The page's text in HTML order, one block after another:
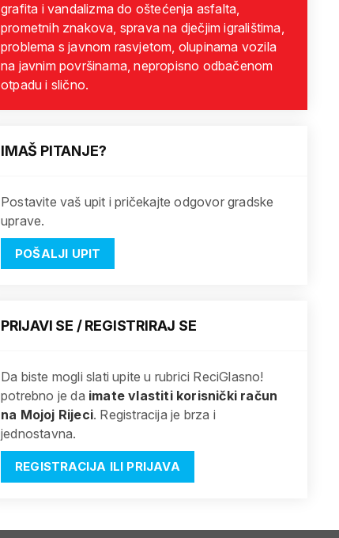
grafita i vandalizma do oštećenja asfalta,
prometnih znakova, sprava na dječjim igralištima,
problema s javnom rasvjetom, olupinama vozila
na javnim površinama, nepropisno odbačenom
otpadu i slično.
IMAŠ PITANJE?
Postavite vaš upit i pričekajte odgovor gradske
uprave.
POŠALJI UPIT
PRIJAVI SE / REGISTRIRAJ SE
Da biste mogli slati upite u rubrici ReciGlasno!
potrebno je da imate vlastiti korisnički račun
na Mojoj Rijeci. Registracija je brza i
jednostavna.
REGISTRACIJA ILI PRIJAVA